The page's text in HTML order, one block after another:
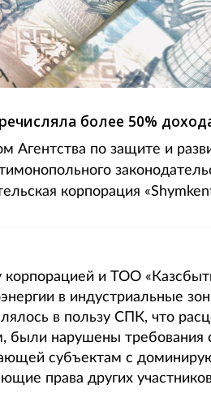
более 50%
Агентства по защите и
корпорация
и ТОО
в индустриальные
в пользу СПК, что
были нарушены требования
субъектам с
права других